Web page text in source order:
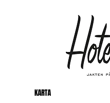
KARTA